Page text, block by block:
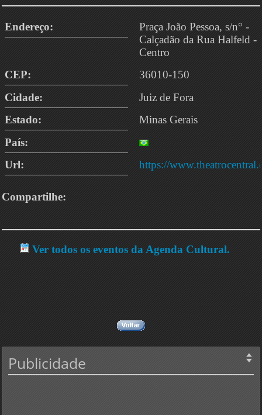
Endereço:
Praça João Pessoa, s/n° -
Calçadão da Rua Halfeld -
Centro
CEP:
36010-150
Cidade:
Juiz de Fora
Estado:
Minas Gerais
País:
Url:
https://
Compartilhe:
Ver todos os eventos da Agenda Cultural.
Publicidade